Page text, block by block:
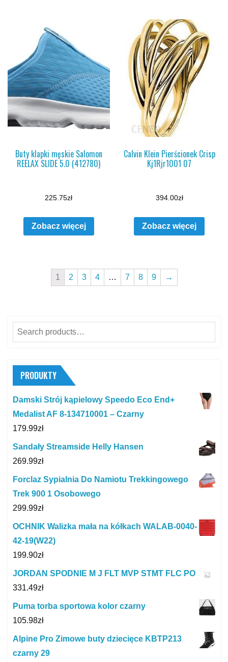
Buty klapki męskie Salomon
REELAX SLIDE 5.0 (412780)
225.75zł
Zobacz więcej
Calvin Klein Pierścionek Crisp
Kj1Rjr1001 07
394.00zł
Zobacz więcej
1 2 3 4 … 7 8 9 →
Search
for:
PRODUKTY
Damski Strój kąpielowy Speedo Eco End+
Medalist AF 8-134710001 – Czarny
179.99zł
Sandały Streamside Helly Hansen
269.99zł
Forclaz Sypialnia Do Namiotu Trekkingowego
Trek 900 1 Osobowego
299.99zł
OCHNIK Walizka mała na kółkach WALAB-0040-
42-19(W22)
199.90zł
JORDAN SPODNIE M J FLT MVP STMT FLC PO
331.49zł
Puma torba sportowa kolor czarny
105.98zł
Alpine Pro Zimowe buty dziecięce KBTP213
czarny 29